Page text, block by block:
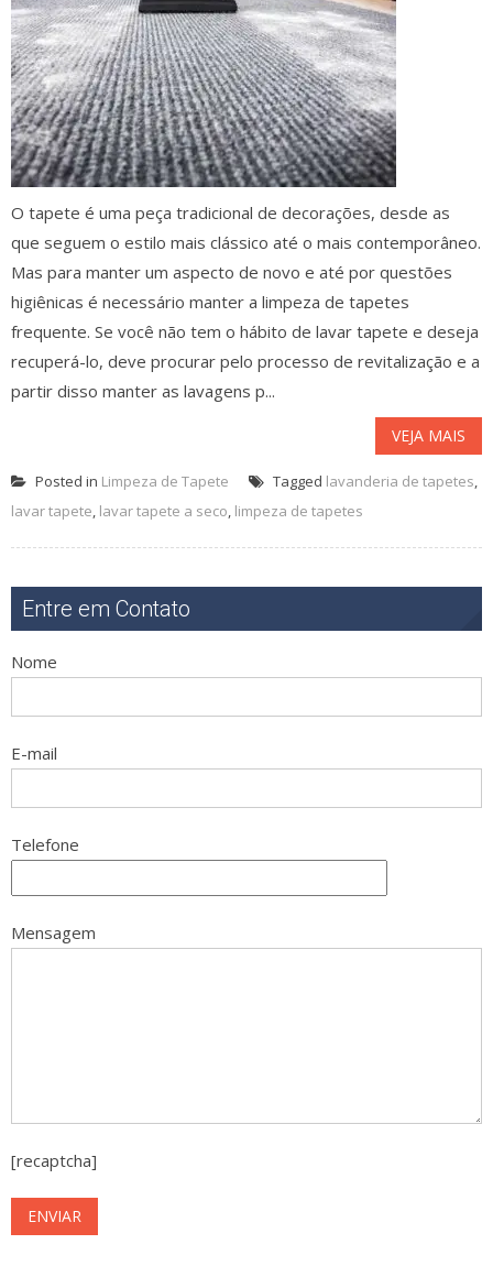
O tapete é uma peça tradicional de decorações, desde as
que seguem o estilo mais clássico até o mais contemporâneo.
Mas para manter um aspecto de novo e até por questões
higiênicas é necessário manter a limpeza de tapetes
frequente. Se você não tem o hábito de lavar tapete e deseja
recuperá-lo, deve procurar pelo processo de revitalização e a
partir disso manter as lavagens p...
VEJA MAIS
Posted in Limpeza de Tapete Tagged lavanderia de tapetes,
lavar tapete, lavar tapete a seco, limpeza de tapetes
Entre em Contato
Nome
E-mail
Telefone
Mensagem
[recaptcha]